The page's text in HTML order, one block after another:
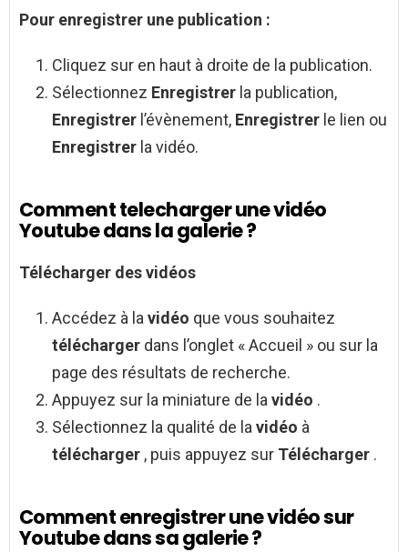
Pour enregistrer une publication :
Cliquez sur en haut à droite de la publication.
Sélectionnez Enregistrer la publication,
Enregistrer l’évènement, Enregistrer le lien ou
Enregistrer la vidéo.
Comment telecharger une vidéo
Youtube dans la galerie ?
Télécharger des vidéos
Accédez à la vidéo que vous souhaitez
télécharger dans l’onglet « Accueil » ou sur la
page des résultats de recherche.
Appuyez sur la miniature de la vidéo .
Sélectionnez la qualité de la vidéo à
télécharger , puis appuyez sur Télécharger .
Comment enregistrer une vidéo sur
Youtube dans sa galerie ?